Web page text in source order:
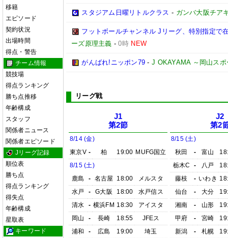
移籍
エピソード
契約状況
出場時間
得点・警告
チーム情報
競技場
得点ランキング
勝ち点推移
年齢構成
スタッフ
関係者ニュース
関係者エピソード
Jリーグ記録
順位表
勝ち点
得点ランキング
得失点
年齢構成
星取表
キーワード
スタジアム日曜リトルクラス - ガンバ大阪チア
フットボールチャンネル Jリーグ、特別指定で
ーズ原理主義 -0時 NEW
がんばれ!ニッポン79 -J OKAYAMA ～岡山ス
リーグ戦
J1
第2節
8/14 (金)
東京V - 柏 19:00 MUFG国立
8/15 (土)
鹿島
- 名古屋 18:00
メルスタ
水戸
- G大阪 18:00
水戸信ス
清水
- 横浜FM 18:30
アイスタ
岡山
- 長崎 18:55
JFEス
浦和
- 広島 19:00
埼玉
J2
第2
8/15 (土)
秋田
- 富山
栃木C
- 八戸
藤枝
- いわき
仙台
- 大分
湘南
- 山形
甲府
- 宮崎
新潟
- 札幌